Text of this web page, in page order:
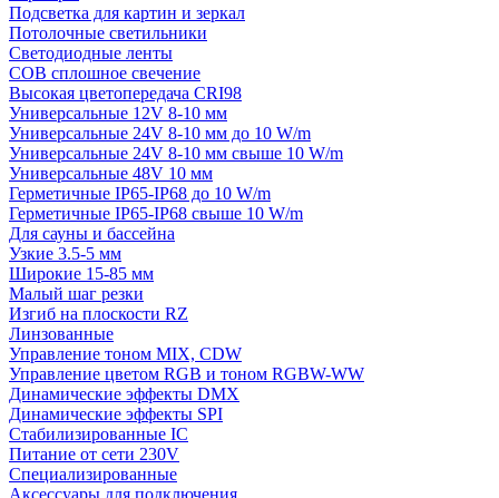
Подсветка для картин и зеркал
Потолочные светильники
Светодиодные ленты
COB сплошное свечение
Высокая цветопередача CRI98
Универсальные 12V 8-10 мм
Универсальные 24V 8-10 мм до 10 W/m
Универсальные 24V 8-10 мм свыше 10 W/m
Универсальные 48V 10 мм
Герметичные IP65-IP68 до 10 W/m
Герметичные IP65-IP68 свыше 10 W/m
Для сауны и бассейна
Узкие 3.5-5 мм
Широкие 15-85 мм
Малый шаг резки
Изгиб на плоскости RZ
Линзованные
Управление тоном MIX, CDW
Управление цветом RGB и тоном RGBW-WW
Динамические эффекты DMX
Динамические эффекты SPI
Стабилизированные IC
Питание от сети 230V
Специализированные
Аксессуары для подключения